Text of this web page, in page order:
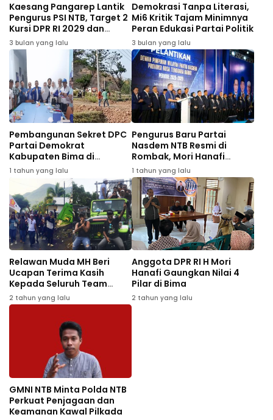
Kaesang Pangarep Lantik
Pengurus PSI NTB, Target 2
Kursi DPR RI 2029 dan
Perkuat Struktur hingga
Desa
3 bulan yang lalu
Demokrasi Tanpa Literasi,
Mi6 Kritik Tajam Minimnya
Peran Edukasi Partai Politik
3 bulan yang lalu
Pembangunan Sekret DPC
Partai Demokrat
Kabupaten Bima di
Pastikan Rampung 2025
1 tahun yang lalu
Pengurus Baru Partai
Nasdem NTB Resmi di
Rombak, Mori Hanafi
Warning ke Anggota Harus
tetap solid
1 tahun yang lalu
Relawan Muda MH Beri
Ucapan Terima Kasih
Kepada Seluruh Team
Pendukung BBF- DJ
2 tahun yang lalu
Anggota DPR RI H Mori
Hanafi Gaungkan Nilai 4
Pilar di Bima
2 tahun yang lalu
GMNI NTB Minta Polda NTB
Perkuat Penjagaan dan
Keamanan Kawal Pilkada